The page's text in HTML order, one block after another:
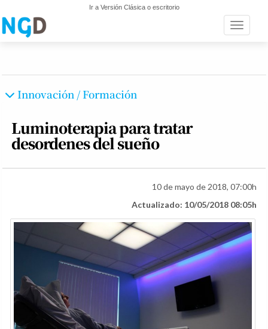
Ir a Versión Clásica o escritorio
Toggle
Innovación / Formación
Luminoterapia para tratar
desordenes del sueño
10 de mayo de 2018, 07:00h
Actualizado: 10/05/2018 08:05h